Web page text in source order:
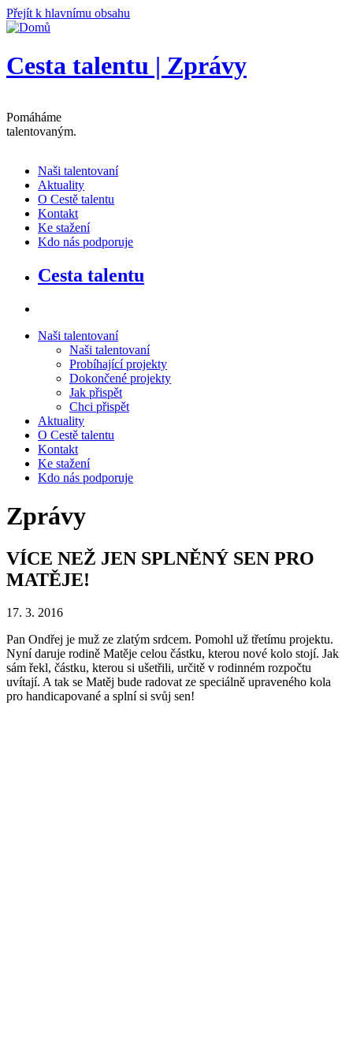
Přejít k hlavnímu obsahu
Cesta talentu | Zprávy
Pomáháme
talentovaným.
Naši talentovaní
Aktuality
O Cestě talentu
Kontakt
Ke stažení
Kdo nás podporuje
Cesta talentu
Naši talentovaní
Naši talentovaní
Probíhající projekty
Dokončené projekty
Jak přispět
Chci přispět
Aktuality
O Cestě talentu
Kontakt
Ke stažení
Kdo nás podporuje
Zprávy
VÍCE NEŽ JEN SPLNĚNÝ SEN PRO
MATĚJE!
17. 3. 2016
Pan Ondřej je muž ze zlatým srdcem. Pomohl už třetímu projektu.
Nyní daruje rodině Matěje celou částku, kterou nové kolo stojí. Jak
sám řekl, částku, kterou si ušetřili, určitě v rodinném rozpočtu
uvítají. A tak se Matěj bude radovat ze speciálně upraveného kola
pro handicapované a splní si svůj sen!